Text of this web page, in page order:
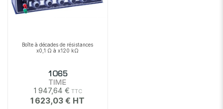
Boîte à décades de résistances
x0,1 Ω à x120 kΩ
1065
TIME
1 947,64 €
1 623,03 €